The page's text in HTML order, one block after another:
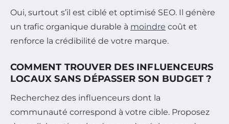
Oui, surtout s’il est ciblé et optimisé SEO. Il génère
un trafic organique durable à moindre coût et
renforce la crédibilité de votre marque.
COMMENT TROUVER DES INFLUENCEURS
LOCAUX SANS DÉPASSER SON BUDGET ?
Recherchez des influenceurs dont la
communauté correspond à votre cible. Proposez